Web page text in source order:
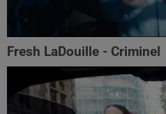
Fresh LaDouille - Criminel